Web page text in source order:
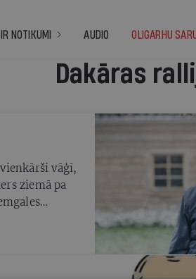
IR NOTIKUMI AUDIO OLIGARHU
Dakāras
vāģī,
ziemā pa